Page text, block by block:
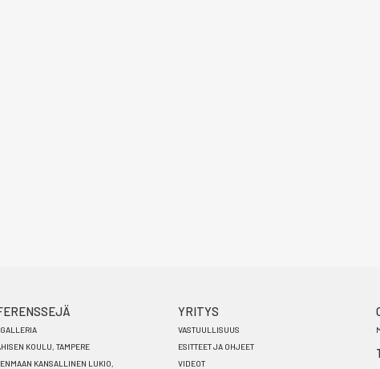
KOULU, TAMPERE
KANSALLINEN LUKIO,
YRITYS
VASTUULLISUUS
ESITTEET JA OHJEET
VIDEOT